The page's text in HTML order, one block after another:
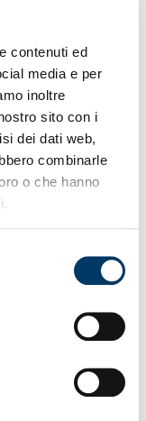
contenuti ed
media e per
inoltre
sito con i
dei dati web,
combinarle
o che hanno
l’agenda propone
in club-house
scatti per gli
dal Red and
ai supporter e
Nel segmento